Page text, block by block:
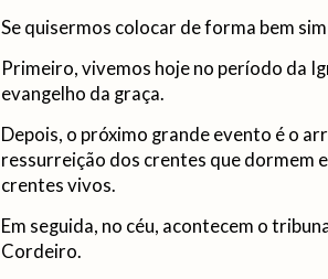
Se quisermos colocar de forma bem
Primeiro, vivemos hoje no período da
evangelho da graça.
Depois, o próximo grande evento é o
ressurreição dos crentes que dormem
crentes vivos.
Em seguida, no céu, acontecem o
Cordeiro.